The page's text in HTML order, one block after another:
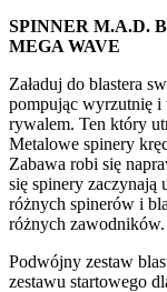
SPINNER M.A.D.
MEGA WAVE
Załaduj do blastera
pompując wyrzutnię i
rywalem. Ten który
Metalowe spinery
Zabawa robi się
się spinery zaczynają
różnych spinerów i
różnych zawodników.
Podwójny zestaw
zestawu startowego